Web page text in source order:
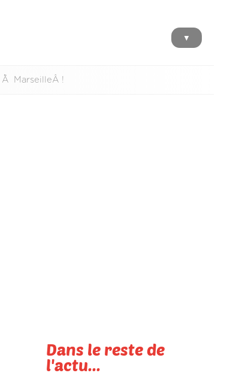
▼
Ã MarseilleÂ !
Dans le reste de
l'actu...